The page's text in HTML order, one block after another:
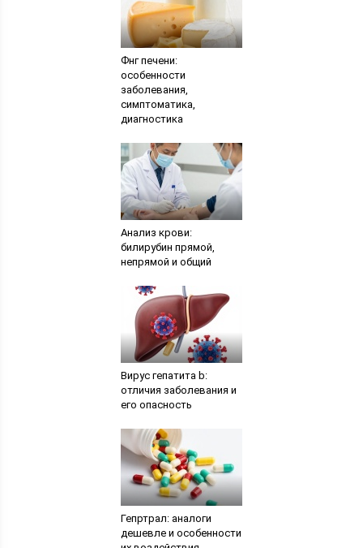
Фнг печени:
особенности
заболевания,
симптоматика,
диагностика
Анализ крови:
билирубин прямой,
непрямой и общий
Вирус гепатита b:
отличия заболевания и
его опасность
Гепртрал: аналоги
дешевле и особенности